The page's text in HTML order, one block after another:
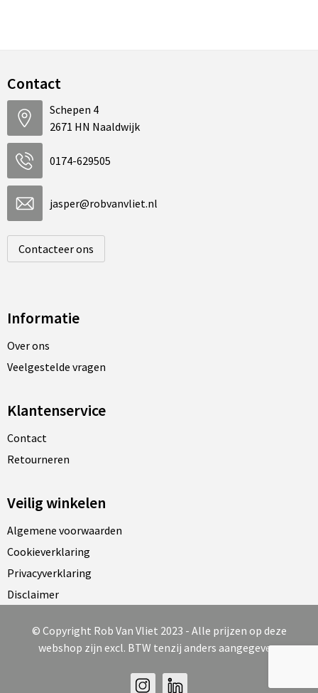
Contact
Schepen 4
2671 HN Naaldwijk
0174-629505
jasper@robvanvliet.nl
Contacteer ons
Informatie
Over ons
Veelgestelde vragen
Klantenservice
Contact
Retourneren
Veilig winkelen
Algemene voorwaarden
Cookieverklaring
Privacyverklaring
Disclaimer
© Copyright Rob Van Vliet 2023 - Alle prijzen op deze
webshop zijn excl. BTW tenzij anders aangegeven.